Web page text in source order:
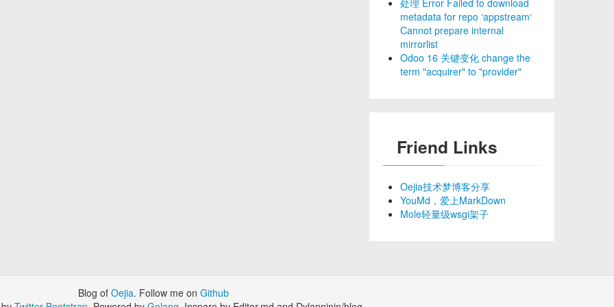
处理 Error Failed to download
metadata for repo ‘appstream‘
Cannot prepare internal
mirrorlist
Odoo 16 关键变化 change the
term "acquirer" to "provider"
Friend Links
Oejia技术梦博客分享
YouMd，爱上MarkDown
Mole轻量级wsgi架子
Blog of Oejia. Follow me on Github